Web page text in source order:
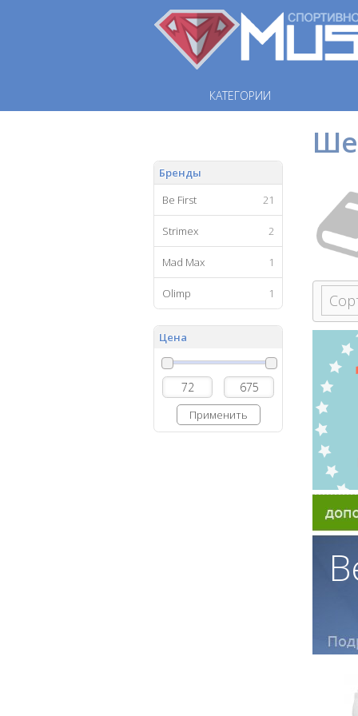
КАТЕГОРИИ
Бренды
Be First
21
Strimex 2
Mad Max 1
Olimp 1
Цена
Применить